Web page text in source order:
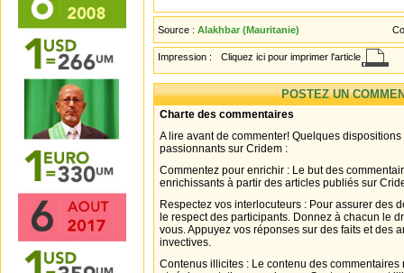
Source : Alakhbar (Mauritanie)
Impression : Cliquez ici pour imprimer l'article
POSTEZ UN
Charte des commentaires
A lire avant de commenter! Quelques
passionnants sur Cridem :
Commentez pour enrichir : Le but des
enrichissants à partir des articles publiés sur
Respectez vos interlocuteurs : Pour assurer des
le respect des participants. Donnez à chacun le
vous. Appuyez vos réponses sur des faits et des
invectives.
Contenus illicites : Le contenu des